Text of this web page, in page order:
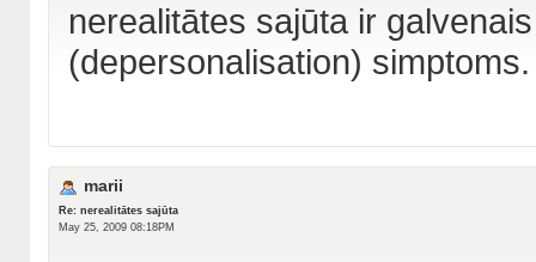
nerealitātes sajūta ir
(depersonalisation) simptoms.
marii
Re: nerealitātes sajūta
May 25, 2009 08:18PM